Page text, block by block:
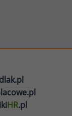
HR.pl